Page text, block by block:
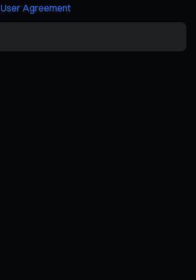
User Agreement